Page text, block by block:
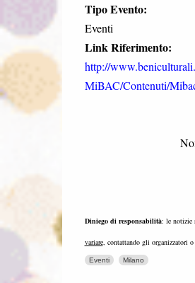
Tipo Evento:
Eventi
Link Riferimento:
http://
MiBAC/Contenuti/
Diniego di responsabilità: le notizie
variare, contattando gli organizzatori
Eventi Milano